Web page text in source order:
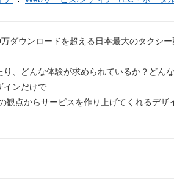
ダウンロードを超える日本最大のタクシ
り、どんな体験が求められているか？どん
インだけで
観点からサービスを作り上げてくれるデザ